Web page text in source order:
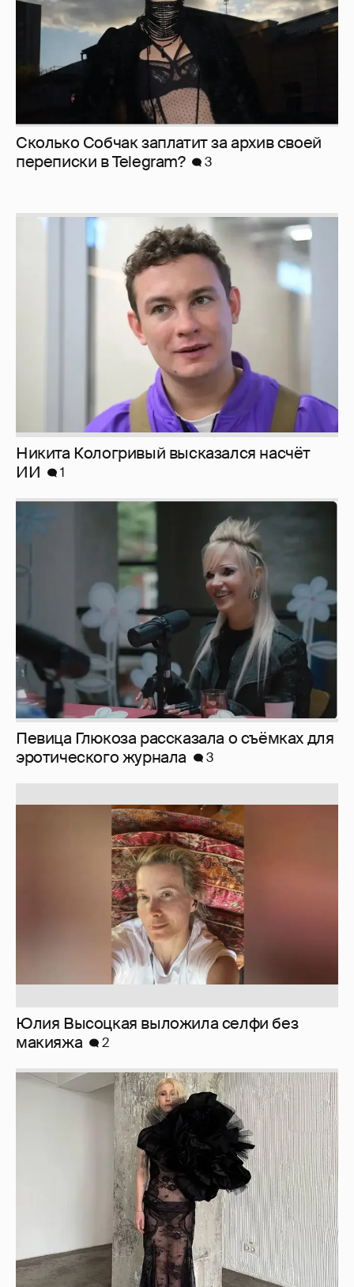
Сколько Собчак заплатит за архив своей
перeписки в Telegram?
3
Никита Кологривый высказался насчёт
ИИ
1
Певица Глюкоза рассказала о съёмках для
эротического журнала
3
Юлия Высоцкая выложила селфи без
макияжа
2